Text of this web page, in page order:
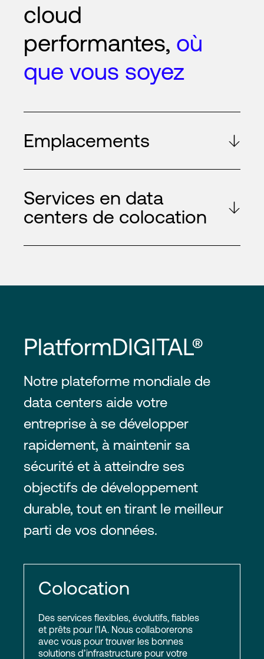
cloud
performantes, où
que vous soyez
Emplacements
Services en data
centers de colocation
PlatformDIGITAL®
Notre plateforme mondiale de
data centers aide votre
entreprise à se développer
rapidement, à maintenir sa
sécurité et à atteindre ses
objectifs de développement
durable, tout en tirant le meilleur
parti de vos données.
Colocation
Des services flexibles, évolutifs, fiables
et prêts pour l’IA. Nous collaborerons
avec vous pour trouver les bonnes
solutions d’infrastructure pour votre